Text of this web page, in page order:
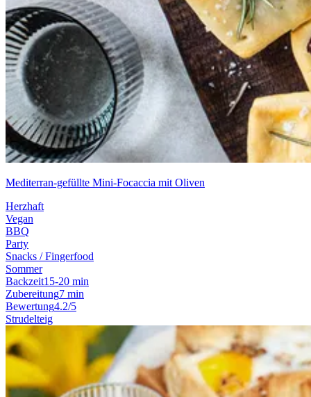
Mediterran-gefüllte Mini-Focaccia mit Oliven
Herzhaft
Vegan
BBQ
Party
Snacks / Fingerfood
Sommer
Backzeit15-20 min
Zubereitung7 min
Bewertung4.2/5
Strudelteig